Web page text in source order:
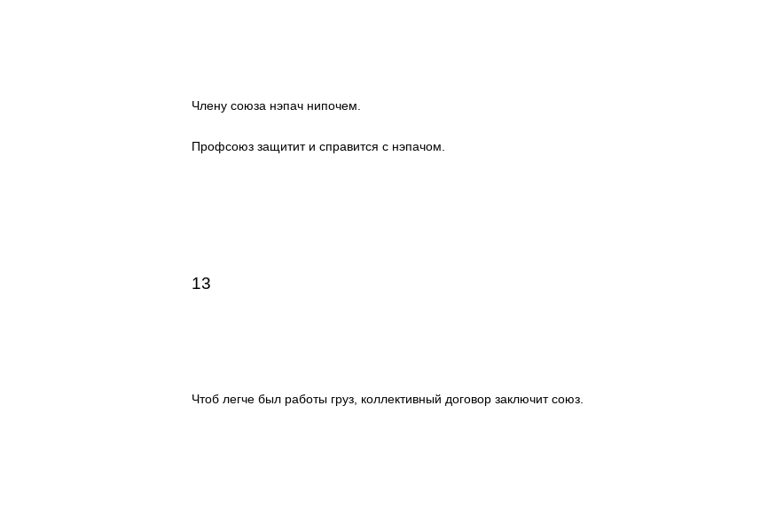
Члену союза нэпач нипочем.
Профсоюз защитит и справится с нэпачом.
13
Чтоб легче был работы груз, коллективный договор заключит союз.